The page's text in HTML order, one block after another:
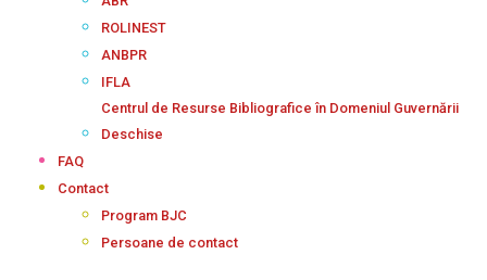
ROLINEST
ANBPR
IFLA
Centrul de Resurse Bibliografice în Domeniul Guvernării
Deschise
FAQ
Contact
Program BJC
Persoane de contact